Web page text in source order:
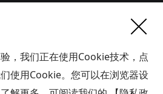
我们
，我们正在使用Cookie技术，点
使用Cookie。您可以在浏览器设